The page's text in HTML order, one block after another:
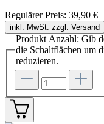
Regulärer Preis: 39,90 €
inkl. MwSt. zzgl. Versand
Produkt Anzahl: Gib
die Schaltflächen um
reduzieren.